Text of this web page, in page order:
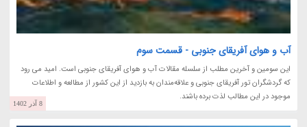
آب و هوای آفریقای جنوبی - قسمت سوم
این سومین و آخرین مطلب از سلسله مقالات آب و هوای آفریقای جنوبی است. امید می رود
که گردشگران تور آفریقای جنوبی و علاقه‌مندان به بازدید از این کشور از مطالعه و اطلاعات
موجود در این مطالب لذت برده باشند.
8 آذر 1402